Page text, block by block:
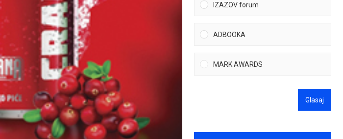
IZAZOV forum
ADBOOKA
MARK AWARDS
Glasaj